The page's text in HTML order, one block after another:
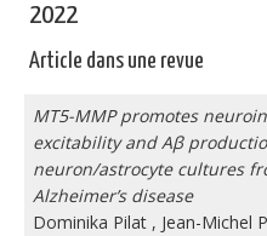
2022
Article dans une revue
MT5-MMP promotes
excitability and Aβ
neuron/astrocyte cultures
Alzheimer’s disease
Dominika Pilat , Jean-Michel